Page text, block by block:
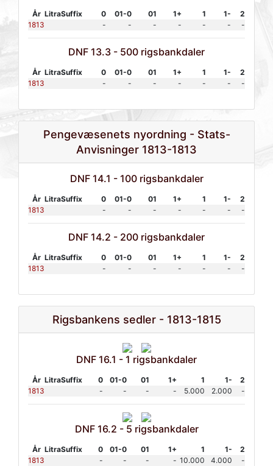
År LitraSuffix 0 01-0 01 1+ 1 1-
2
1813
- - - - - - -
DNF 13.3 - 500 rigsbankdaler
År LitraSuffix 0 01-0 01 1+ 1 1-
2
1813
- - - - - - -
Pengevæsenets nyordning - Stats-
Anvisninger 1813-1813
DNF 14.1 - 100 rigsbankdaler
År LitraSuffix 0 01-0 01 1+ 1 1-
2
1813
- - - - - - -
DNF 14.2 - 200 rigsbankdaler
År LitraSuffix 0 01-0 01 1+ 1 1-
2
1813
- - - - - - -
Rigsbankens sedler - 1813-1815
DNF 16.1 - 1 rigsbankdaler
År LitraSuffix 0 01-0 01 1+ 1 1-
2
1813
- - - - 5.000 2.000 -
DNF 16.2 - 5 rigsbankdaler
År LitraSuffix 0 01-0 01 1+ 1 1-
2
1813
- - - - 10.000 4.000 -